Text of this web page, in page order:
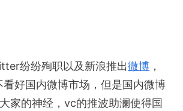
纷纷殉职以及新浪推出微博 ，
好国内微博市场，但是国内微博
家的神经，vc的推波助澜使得国